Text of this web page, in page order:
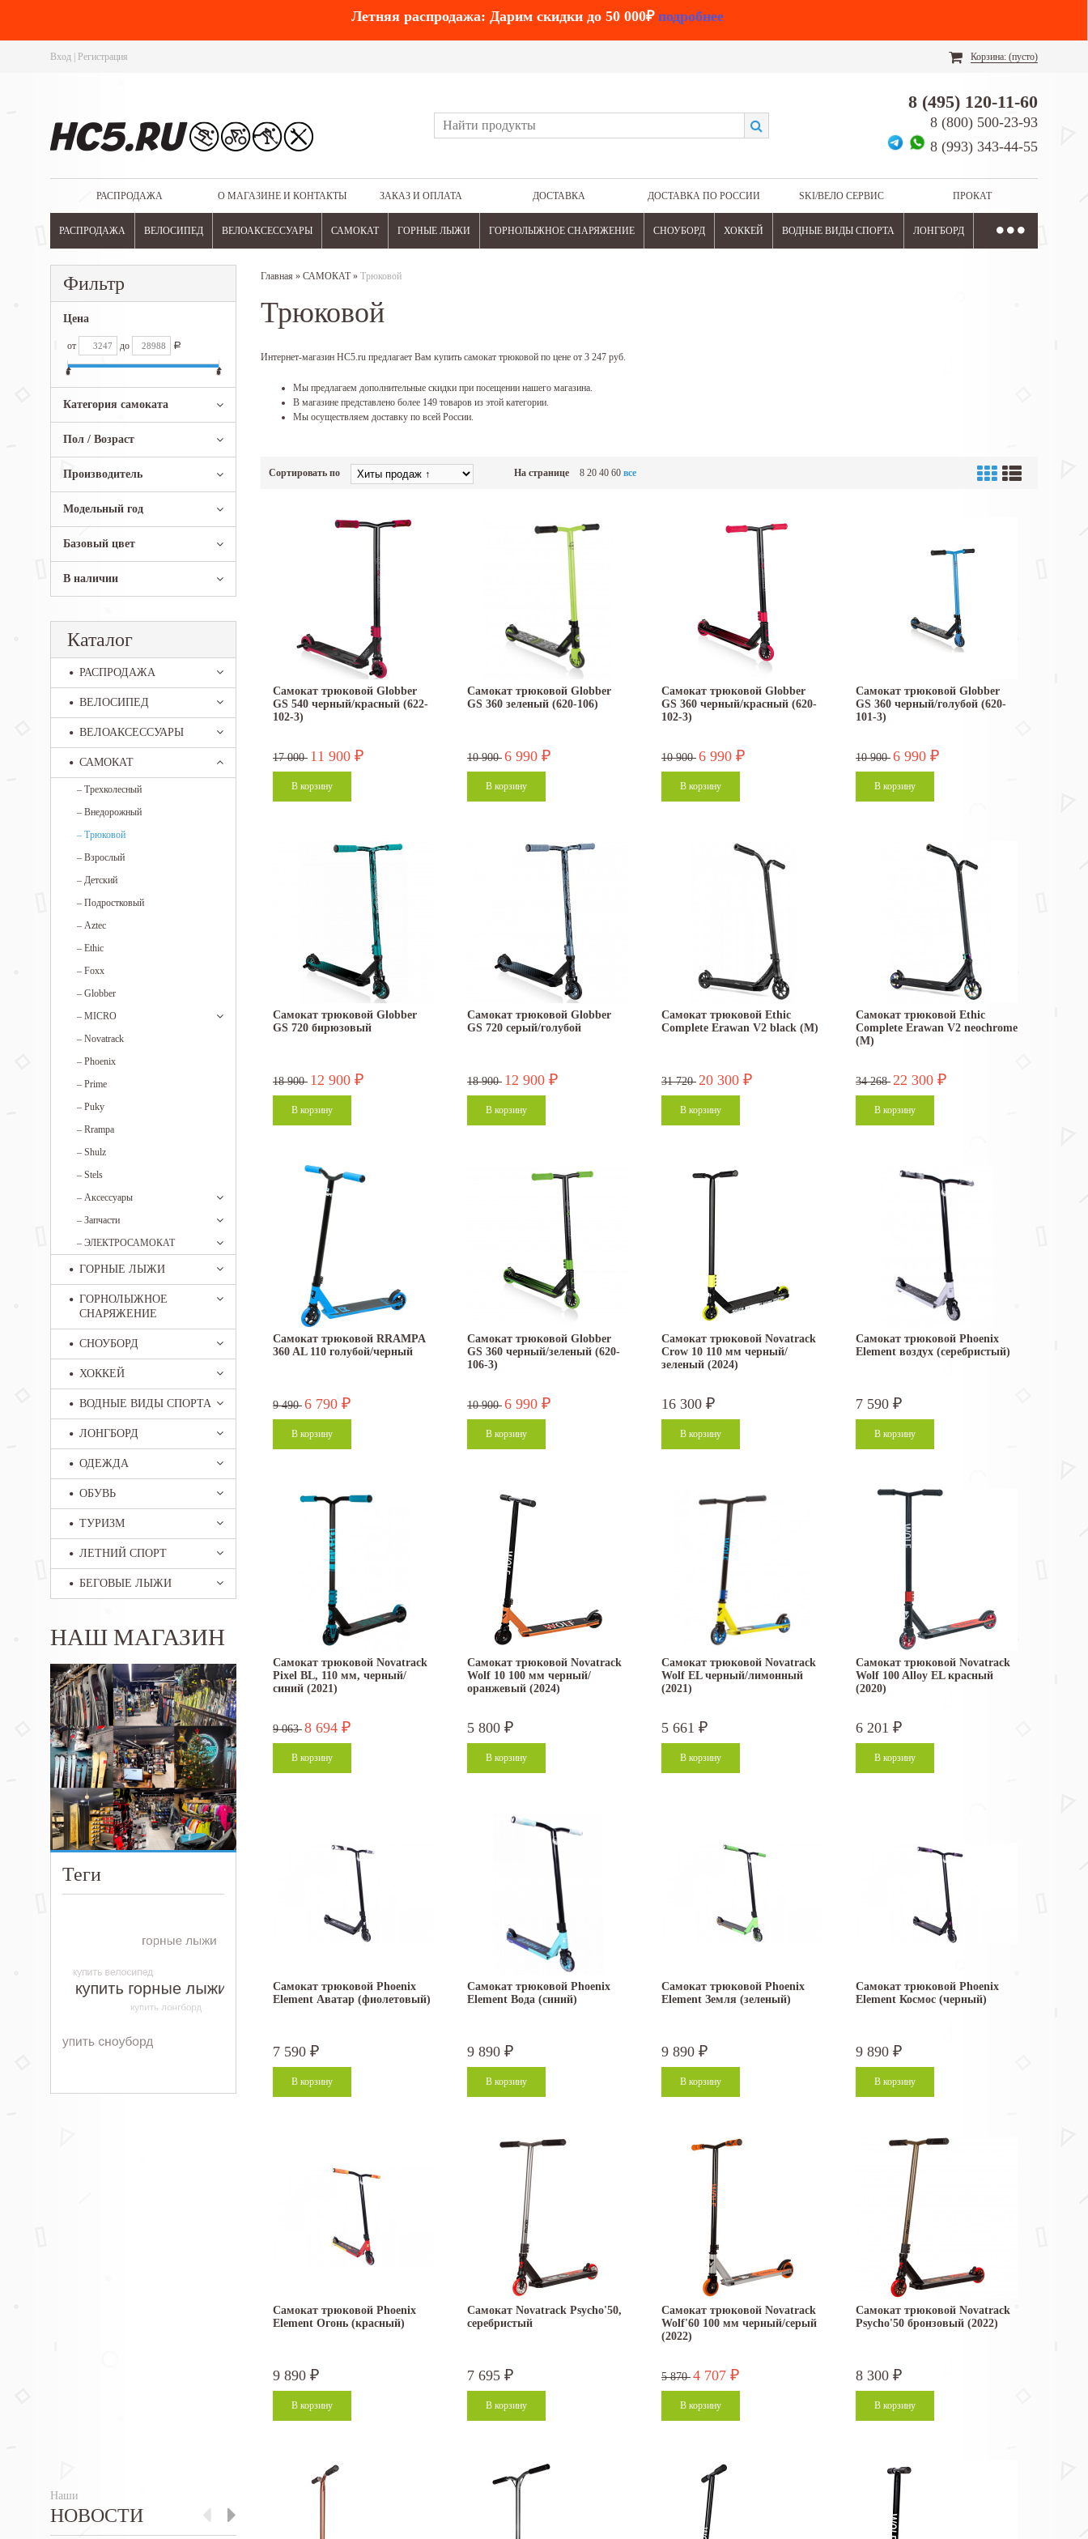
Летняя распродажа: Дарим скидки до 50 000₽ подробнее
Вход Регистрация Корзина: (пусто)
8 (495) 120-11-60
8 (800) 500-23-93
8 (993) 343-44-55
РАСПРОДАЖА О МАГАЗИНЕ И КОНТАКТЫ ЗАКАЗ И ОПЛАТА ДОСТАВКА ДОСТАВКА ПО РОССИИ SKI/ВЕЛО СЕРВИС ПРОКАТ
РАСПРОДАЖА ВЕЛОСИПЕД ВЕЛОАКСЕССУАРЫ САМОКАТ ГОРНЫЕ ЛЫЖИ ГОРНОЛЫЖНОЕ СНАРЯЖЕНИЕ СНОУБОРД ХОККЕЙ ВОДНЫЕ ВИДЫ СПОРТА ЛОНГБОРД
Фильтр
Цена
от до Р
Категория самоката
Пол / Возраст
Производитель
Модельный год
Базовый цвет
В наличии
Каталог
РАСПРОДАЖА
ВЕЛОСИПЕД
ВЕЛОАКСЕССУАРЫ
САМОКАТ
– Трехколесный
– Внедорожный
– Трюковой
– Взрослый
– Детский
– Подростковый
– Aztec
– Ethic
– Foxx
– Globber
– MICRO
– Novatrack
– Phoenix
– Prime
– Puky
– Rrampa
– Shulz
– Stels
– Аксессуары
– Запчасти
– ЭЛЕКТРОСАМОКАТ
ГОРНЫЕ ЛЫЖИ
ГОРНОЛЫЖНОЕ
СНАРЯЖЕНИЕ
СНОУБОРД
ХОККЕЙ
ВОДНЫЕ ВИДЫ СПОРТА
ЛОНГБОРД
ОДЕЖДА
ОБУВЬ
ТУРИЗМ
ЛЕТНИЙ СПОРТ
БЕГОВЫЕ ЛЫЖИ
НАШ МАГАЗИН
Теги
Наши
НОВОСТИ
Главная » САМОКАТ» Трюковой
Трюковой
Интернет-магазин HC5.ru предлагает Вам купить самокат трюковой по цене от 3 247 руб.
Мы предлагаем дополнительные скидки при посещении нашего магазина.
В магазине представлено более 149 товаров из этой категории.
Мы осуществляем доставку по всей России.
Сортировать по На странице 8 20 40 60 все
Самокат трюковой Globber
GS 540 черный/красный (622-
102-3)
17 000 11 900 ₽
Самокат трюковой Globber
GS 360 зеленый (620-106)
10 900 6 990 ₽
Самокат трюковой Globber
GS 360 черный/красный (620-
102-3)
10 900 6 990 ₽
Самокат трюковой Globber
GS 360 черный/голубой (620-
101-3)
10 900 6 990 ₽
Самокат трюковой Globber
GS 720 бирюзовый
18 900 12 900 ₽
Самокат трюковой Globber
GS 720 серый/голубой
18 900 12 900 ₽
Самокат трюковой Ethic
Complete Erawan V2 black (M)
31 720 20 300 ₽
Самокат трюковой Ethic
Complete Erawan V2 neochrome
(M)
34 268 22 300 ₽
Самокат трюковой RRAMPA
360 AL 110 голубой/черный
9 490 6 790 ₽
Самокат трюковой Globber
GS 360 черный/зеленый (620-
106-3)
10 900 6 990 ₽
Самокат трюковой Novatrack
Crow 10 110 мм черный/
зеленый (2024)
16 300 ₽
Самокат трюковой Phoenix
Element воздух (серебристый)
7 590 ₽
Самокат трюковой Novatrack
Pixel BL, 110 мм, черный/
синий (2021)
9 063 8 694 ₽
Самокат трюковой Novatrack
Wolf 10 100 мм черный/
оранжевый (2024)
5 800 ₽
Самокат трюковой Novatrack
Wolf EL черный/лимонный
(2021)
5 661 ₽
Самокат трюковой Novatrack
Wolf 100 Alloy EL красный
(2020)
6 201 ₽
Самокат трюковой Phoenix
Element Аватар (фиолетовый)
7 590 ₽
Самокат трюковой Phoenix
Element Вода (синий)
9 890 ₽
Самокат трюковой Phoenix
Element Земля (зеленый)
9 890 ₽
Самокат трюковой Phoenix
Element Космос (черный)
9 890 ₽
Самокат трюковой Phoenix
Element Огонь (красный)
9 890 ₽
Самокат Novatrack Psycho'50,
серебристый
7 695 ₽
Самокат трюковой Novatrack
Wolf'60 100 мм черный/серый
(2022)
5 870 4 707 ₽
Самокат трюковой Novatrack
Psycho'50 бронзовый (2022)
8 300 ₽